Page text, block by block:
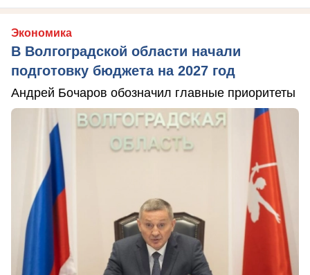
Экономика
В Волгоградской области начали
подготовку бюджета на 2027 год
Андрей Бочаров обозначил главные приоритеты